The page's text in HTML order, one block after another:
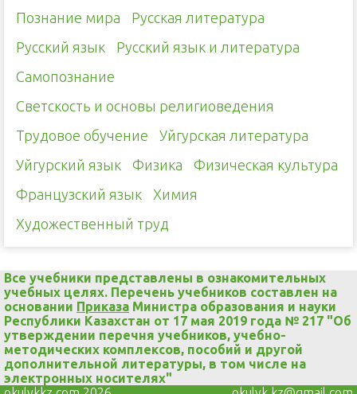
Познание мира
Русская литература
Русский язык
Русский язык и литература
Самопознание
Светскость и основы религиоведения
Трудовое обучение
Уйгурская литература
Уйгурский язык
Физика
Физическая культура
Французский язык
Химия
Художественный труд
Все учебники представлены в ознакомительных
учебных целях. Перечень учебников составлен на
основании Приказа Министра образования и науки
Республики Казахстан от 17 мая 2019 года № 217 "Об
утверждении перечня учебников, учебно-
методических комплексов, пособий и другой
дополнительной литературы, в том числе на
электронных носителях"